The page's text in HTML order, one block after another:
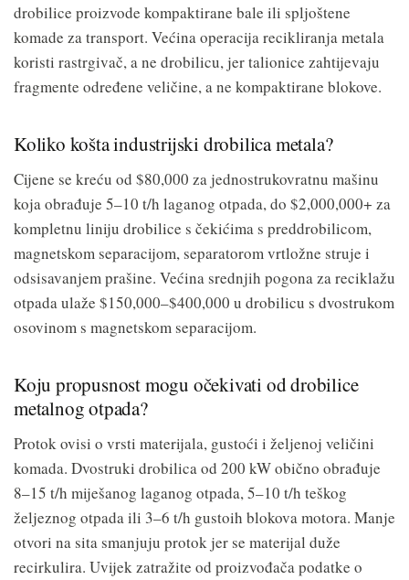
drobilice proizvode kompaktirane bale ili spljoštene
komade za transport. Većina operacija recikliranja metala
koristi rastrgivač, a ne drobilicu, jer talionice zahtijevaju
fragmente određene veličine, a ne kompaktirane blokove.
Koliko košta industrijski drobilica metala?
Cijene se kreću od $80,000 za jednostrukovratnu mašinu
koja obrađuje 5–10 t/h laganog otpada, do $2,000,000+ za
kompletnu liniju drobilice s čekićima s preddrobilicom,
magnetskom separacijom, separatorom vrtložne struje i
odsisavanjem prašine. Većina srednjih pogona za reciklažu
otpada ulaže $150,000–$400,000 u drobilicu s dvostrukom
osovinom s magnetskom separacijom.
Koju propusnost mogu očekivati od drobilice
metalnog otpada?
Protok ovisi o vrsti materijala, gustoći i željenoj veličini
komada. Dvostruki drobilica od 200 kW obično obrađuje
8–15 t/h miješanog laganog otpada, 5–10 t/h teškog
željeznog otpada ili 3–6 t/h gustoih blokova motora. Manje
otvori na sita smanjuju protok jer se materijal duže
recirkulira. Uvijek zatražite od proizvođača podatke o